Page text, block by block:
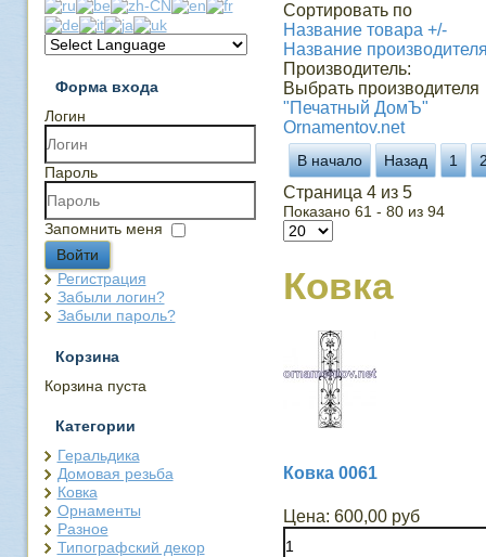
Форма входа
Логин
Пароль
Запомнить меня
Войти
Регистрация
Забыли логин?
Забыли пароль?
Корзина
Корзина пуста
Категории
Геральдика
Домовая резьба
Ковка
Орнаменты
Разное
Типографский декор
Сортировать по
Название товара +/-
Название
Производитель:
Выбрать производителя
"Печатный ДомЪ"
Ornamentov.net
В начало Назад 1
Страница 4 из 5
Показано 61 - 80 из 94
Ковка
Ковка 0061
Цена: 600,00 руб